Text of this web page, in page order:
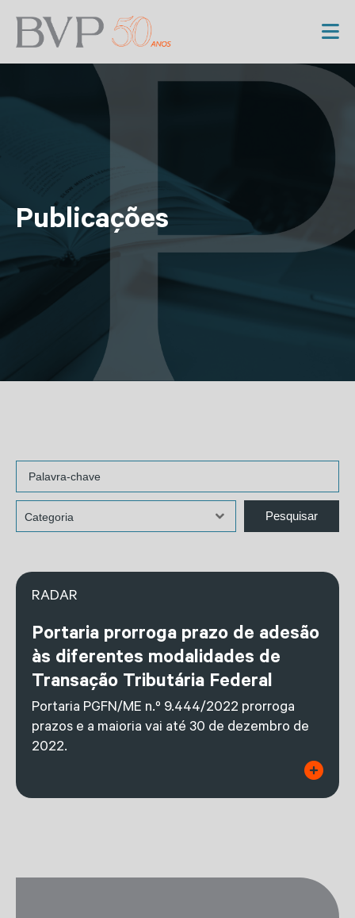
Publicações
RADAR
Portaria prorroga prazo de adesão
às diferentes modalidades de
Transação Tributária Federal
Portaria PGFN/ME n.º 9.444/2022 prorroga
prazos e a maioria vai até 30 de dezembro de
2022.